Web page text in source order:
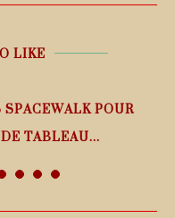
LIKE
POUR
TABLEAU...